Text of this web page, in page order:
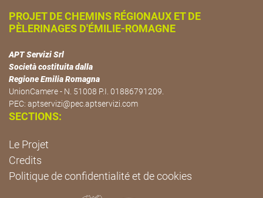
PROJET DE CHEMINS RÉGIONAUX ET DE
PÈLERINAGES D'ÉMILIE-ROMAGNE
APT Servizi Srl
Società costituita dalla
Regione Emilia Romagna
UnionCamere - N. 51008 P.I. 01886791209.
PEC: aptservizi@pec.aptservizi.com
SECTIONS:
Le Projet
Credits
Politique de confidentialité et de cookies